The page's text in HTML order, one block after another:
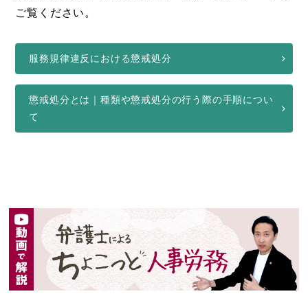
ご覧ください。
服務規律違反における懲戒処分
懲戒処分とは｜種類や懲戒処分の行う際の手順につい
て